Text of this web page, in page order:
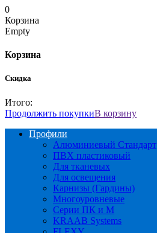
0
Корзина
Empty
Корзина
Скидка
Итого:
Продолжить покупкиВ корзину
Профили
Алюминиевый Стандарт
ПВХ пластиковый
Для тканевых
Для освещения
Карнизы (Гардины)
Многоуровневые
Серии ПК и М
KRAAB Systems